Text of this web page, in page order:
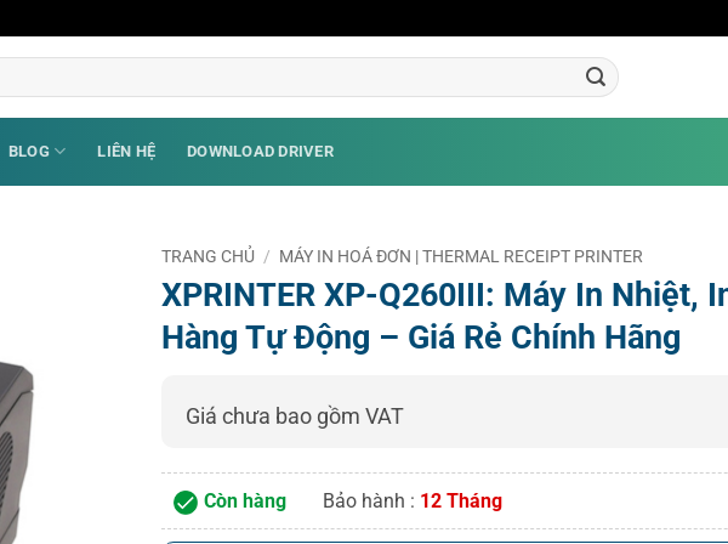
BLOG LIÊN HỆ DOWNLOAD DRIVER
TRANG CHỦ / MÁY IN HOÁ ĐƠN | THERMAL RECEIPT PRINTER
XPRINTER XP-Q260III: Máy In Nhiệt,
Hàng Tự Động – Giá Rẻ Chính Hãng
Giá chưa bao gồm VAT
Còn hàng Bảo hành : 12 Tháng